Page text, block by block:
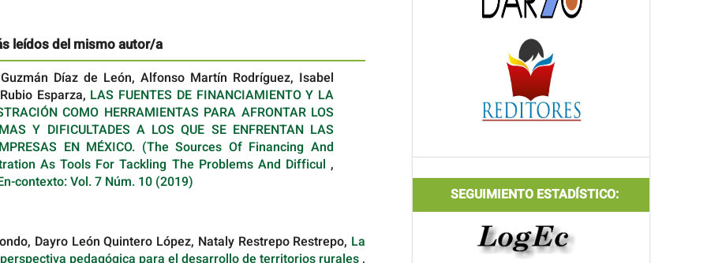
leídos del mismo autor/a
Díaz de León, Alfonso Martín Rodríguez, Isabel
Esparza, LAS FUENTES DE FINANCIAMIENTO Y LA
COMO HERRAMIENTAS PARA AFRONTAR LOS
Y DIFICULTADES A LOS QUE SE ENFRENTAN LAS
EN MÉXICO. (The Sources Of Financing And
As Tools For Tackling The Problems And Difficul ,
contexto: Vol. 7 Núm. 10 (2019)
Dayro León Quintero López, Nataly Restrepo Restrepo, La
SEGUIMIENTO ESTADÍSTICO: